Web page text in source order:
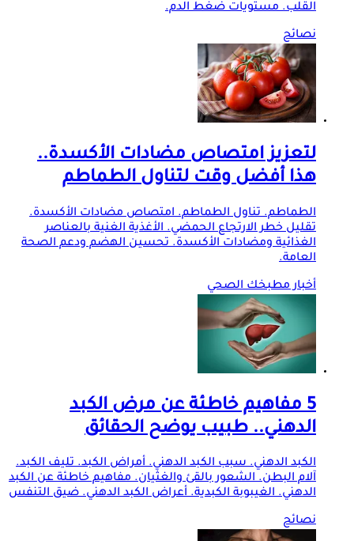
القلب. مستويات ضغط الدم.
نصائح
لتعزيز امتصاص مضادات الأكسدة..
هذا أفضل وقت لتناول الطماطم
الطماطم. تناول الطماطم. امتصاص مضادات الأكسدة.
تقليل خطر الارتجاع الحمضي. الأغذية الغنية بالعناصر
الغذائية ومضادات الأكسدة. تحسين الهضم ودعم الصحة
العامة.
أخبار مطبخك الصحي
5 مفاهيم خاطئة عن مرض الكبد
الدهني.. طبيب يوضح الحقائق
الكبد الدهني. سبب الكبد الدهني. أمراض الكبد. تليف الكبد.
آلام البطن. الشعور بالقئ والغثيان. مفاهيم خاطئة عن الكبد
الدهني. الغيبوبة الكبدية. أعراض الكبد الدهني. ضيق التنفس
نصائح